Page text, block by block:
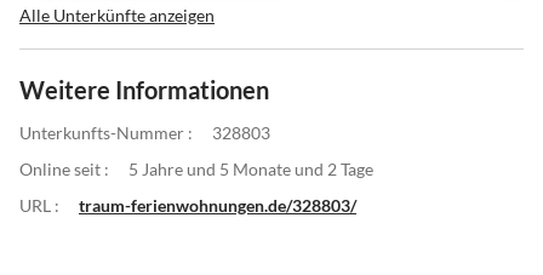
Alle Unterkünfte anzeigen
Weitere Informationen
Unterkunfts-Nummer :
328803
Online seit :
5 Jahre und 5 Monate und 2 Tage
URL :
traum-ferienwohnungen.de/328803/